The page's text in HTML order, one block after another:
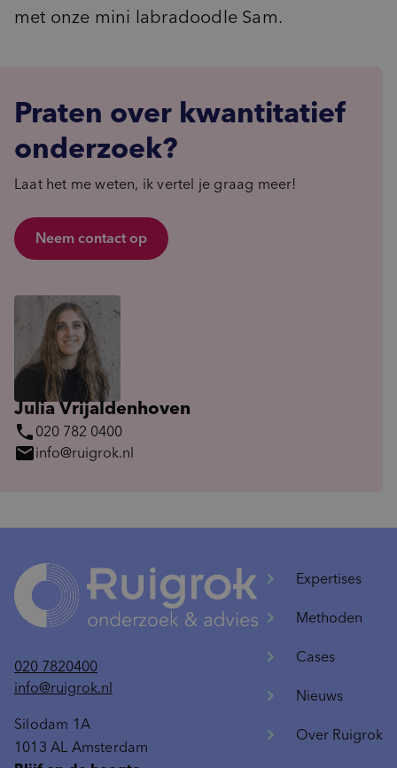
met onze mini labradoodle Sam.
Praten over kwantitatief
onderzoek?
Laat het me weten, ik vertel je graag meer!
Neem contact op
Julia Vrijaldenhoven
phone 020 782 0400
mailinfo@ruigrok.nl
020 7820400
info@ruigrok.nl
Silodam 1A
1013 AL Amsterdam
Expertises
Methoden
Cases
Nieuws
Over Ruigrok